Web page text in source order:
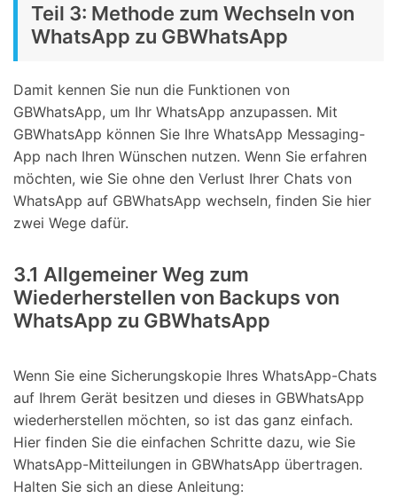
Teil 3: Methode zum Wechseln von
WhatsApp zu GBWhatsApp
Damit kennen Sie nun die Funktionen von
GBWhatsApp, um Ihr WhatsApp anzupassen. Mit
GBWhatsApp können Sie Ihre WhatsApp Messaging-
App nach Ihren Wünschen nutzen. Wenn Sie erfahren
möchten, wie Sie ohne den Verlust Ihrer Chats von
WhatsApp auf GBWhatsApp wechseln, finden Sie hier
zwei Wege dafür.
3.1 Allgemeiner Weg zum
Wiederherstellen von Backups von
WhatsApp zu GBWhatsApp
Wenn Sie eine Sicherungskopie Ihres WhatsApp-Chats
auf Ihrem Gerät besitzen und dieses in GBWhatsApp
wiederherstellen möchten, so ist das ganz einfach.
Hier finden Sie die einfachen Schritte dazu, wie Sie
WhatsApp-Mitteilungen in GBWhatsApp übertragen.
Halten Sie sich an diese Anleitung: